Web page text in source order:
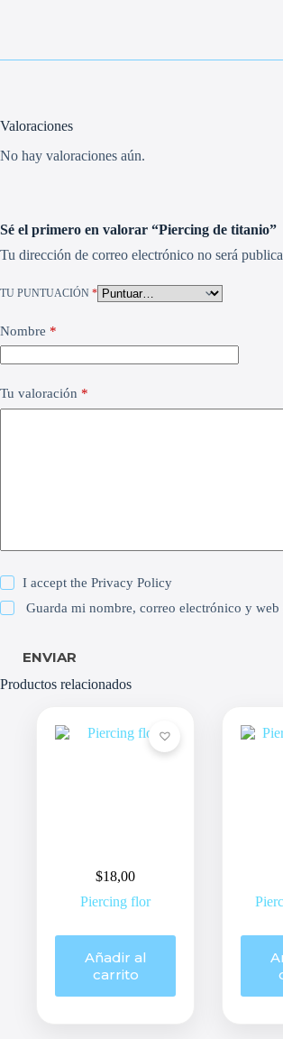
Valoraciones
No hay valoraciones aún.
Sé el primero en valorar “Piercing de titanio”
Tu dirección de correo electrónico no será
TU PUNTUACIÓN *
Nombre *
Tu valoración *
I accept thePrivacy Policy
Guarda mi nombre, correo electrónico y
ENVIAR
Productos relacionados
$18,00
Piercing flor
Añadir al
carrito